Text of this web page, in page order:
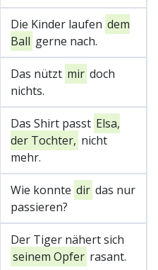
Die Kinder laufen dem
Ball gerne nach.
Das nützt mir doch
nichts.
Das Shirt passt Elsa,
der Tochter, nicht
mehr.
Wie konnte dir das nur
passieren?
Der Tiger nähert sich
seinem Opfer rasant.